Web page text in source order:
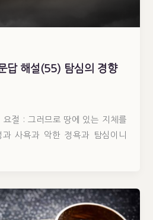
답 해설(55) 탐심의 경향
: 그러므로 땅에 있는 지체를
사욕과 악한 정욕과 탐심이니